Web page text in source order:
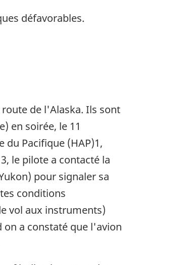
défavorables.
de l'Alaska. Ils sont
en soirée, le 11
du Pacifique (HAP)1,
le pilote a contacté la
pour signaler sa
conditions
vol aux instruments)
a constaté que l'avion